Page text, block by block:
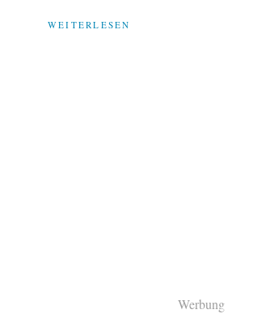
WEITERLESEN
Werbung